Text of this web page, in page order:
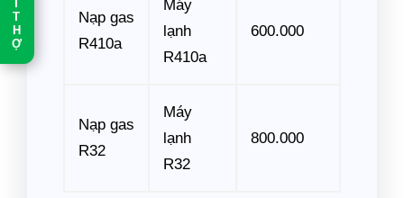
T
T
H
Ợ
Nạp gas
R410a
Máy
lạnh
R410a
600.000
Nạp gas
R32
Máy
lạnh
R32
800.000